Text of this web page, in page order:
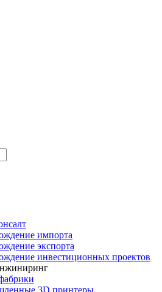
импорта
экспорта
инвестиционных проектов
3D принтеры